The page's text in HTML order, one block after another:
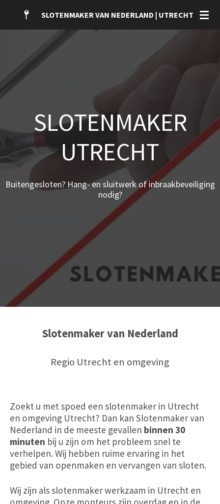
hoofdinhoud
SLOTENMAKER VAN NEDERLAND | UTRECHT
SLOTENMAKER
UTRECHT
Buitengesloten? Hang- en sluitwerk of inbraakbeveiliging
nodig?
Slotenmaker van Nederland
Regio Utrecht en omgeving
Zoekt u met spoed een slotenmaker in Utrecht
en omgeving Utrecht? Dan kan Slotenmaker van
Nederland in de meeste gevallen binnen 30
minuten bij u zijn om het probleem snel te
verhelpen. Wij hebben ruime ervaring in het
gebied van openmaken en vervangen van sloten.
Wij zijn als slotenmaker werkzaam in Utrecht en